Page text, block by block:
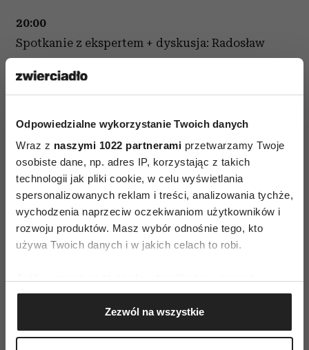
Odpowiedzialne wykorzystanie Twoich danych
Wraz z naszymi 1022 partnerami przetwarzamy Twoje
osobiste dane, np. adres IP, korzystając z takich
technologii jak pliki cookie, w celu wyświetlania
spersonalizowanych reklam i treści, analizowania tychże,
wychodzenia naprzeciw oczekiwaniom użytkowników i
rozwoju produktów. Masz wybór odnośnie tego, kto
używa Twoich danych i w jakich celach to robi.
Gromadzić dane dotyczące Twojej lokalizacji
geograficznej z dokładnością nawet do kilku metrów
Identyfikować Twoje urządzenie, aktywnie
Zezwól na wszystkie
20:00
Spotkanie z ekspertem + dyskusja: Radosław
21:00
26 sierpnia, niedziela
11.00-13.00 –
Gra „Kilka kroków do świadomej konsumpcji” –
Fundacja Aeris Futuro
11.00 – 17.00
oraz Maryli i Piotra Rutkowkich („Pan Ziółko”)
11.00 – 19.00